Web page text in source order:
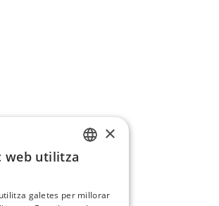
×
web utilitza
galetes per millorar